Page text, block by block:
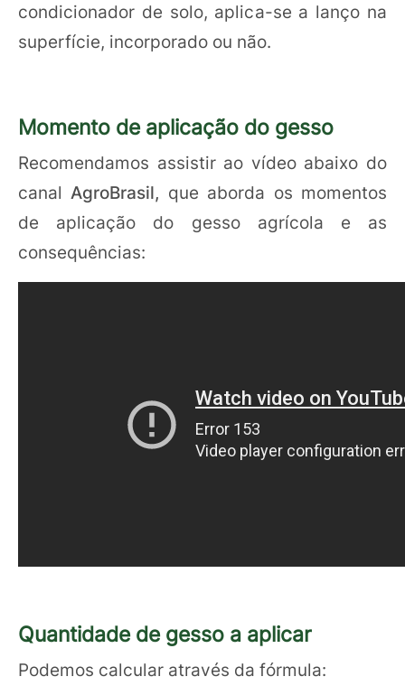
condicionador de solo, aplica-se a lanço na
superfície, incorporado ou não.
Momento de aplicação do gesso
Recomendamos assistir ao vídeo abaixo do
canalAgroBrasil, que aborda os momentos
de aplicação do gesso agrícola e as
consequências:
Quantidade de gesso a aplicar
Podemos calcular através da fórmula: